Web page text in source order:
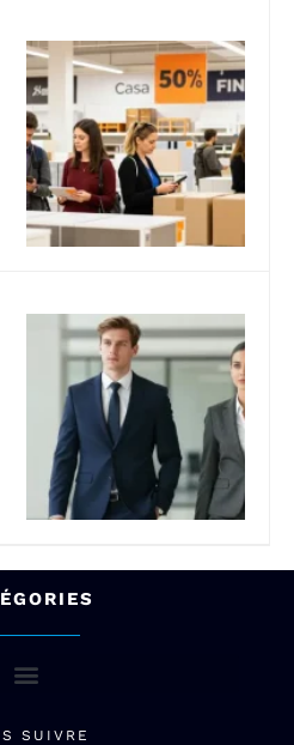
SUIVRE